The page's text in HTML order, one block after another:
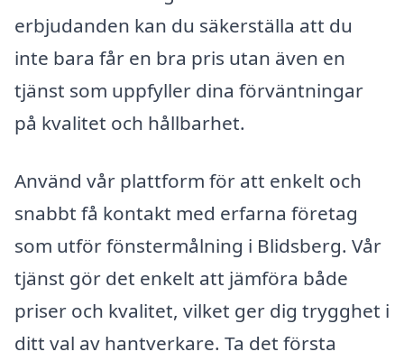
erbjudanden kan du säkerställa att du
inte bara får en bra pris utan även en
tjänst som uppfyller dina förväntningar
på kvalitet och hållbarhet.
Använd vår plattform för att enkelt och
snabbt få kontakt med erfarna företag
som utför fönstermålning i Blidsberg. Vår
tjänst gör det enkelt att jämföra både
priser och kvalitet, vilket ger dig trygghet i
ditt val av hantverkare. Ta det första